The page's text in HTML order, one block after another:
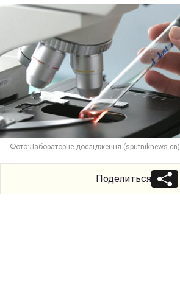
Фото:Лабораторне дослідження (sputniknews.cn)
Поделиться